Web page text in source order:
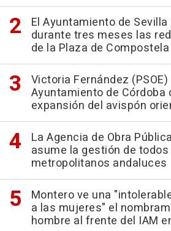
El Ayuntamiento de
durante tres meses las
de la Plaza de
Victoria Fernández
Ayuntamiento de Córdoba
expansión del avispón
La Agencia de Obra
asume la gestión de
metropolitanos andaluces
Montero ve una
a las mujeres" el
hombre al frente del IAM